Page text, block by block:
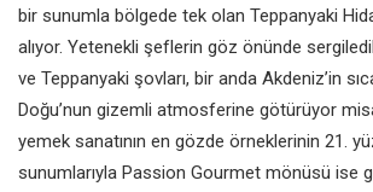
bir sunumla bölgede tek olan Teppanyaki
alıyor. Yetenekli şeflerin göz önünde
ve Teppanyaki şovları, bir anda Akdeniz’in
Doğu’nun gizemli atmosferine götürüyor
yemek sanatının en gözde örneklerinin 21.
sunumlarıyla Passion Gourmet mönüsü ise